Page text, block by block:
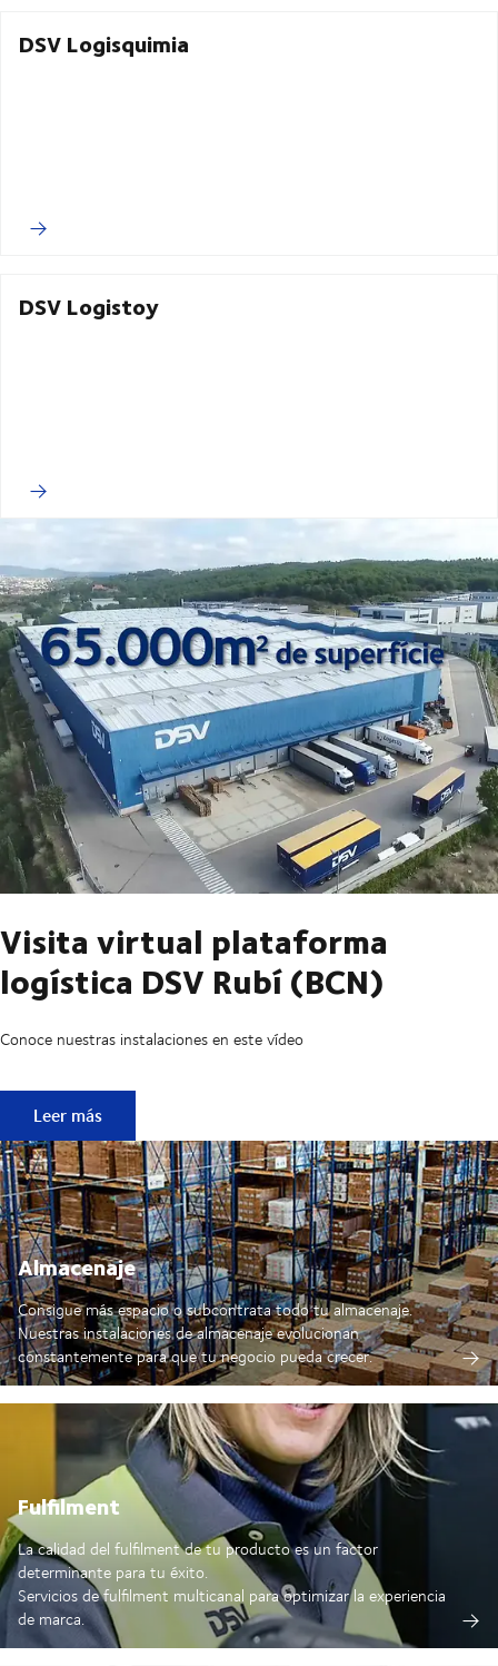
DSV Logisquimia
DSV Logistoy
Visita virtual plataforma
logística DSV Rubí (BCN)
Conoce nuestras instalaciones en este vídeo
Visita virtual plataforma logística DSV Rubí (BCN)
Leer más
Almacenaje
Consigue más espacio o subcontrata todo tu almacenaje.
Nuestras instalaciones de almacenaje evolucionan
constantemente para que tu negocio pueda crecer.
Fulfilment
La calidad del fulfilment de tu producto es un factor
determinante para tu éxito.
Servicios de fulfilment multicanal para optimizar la experiencia
de marca.